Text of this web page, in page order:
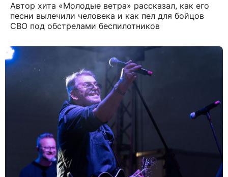
Автор хита «Молодые ветра» рассказал, как его
песни вылечили человека и как пел для бойцов
СВО под обстрелами беспилотников